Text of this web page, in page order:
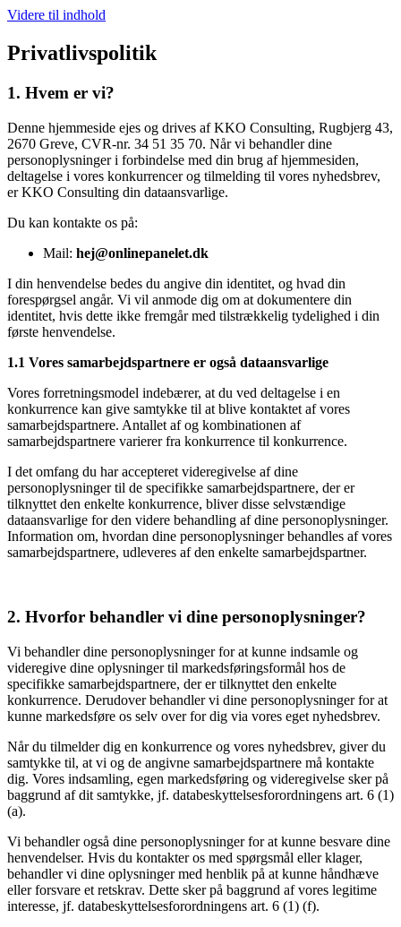
Videre til indhold
Privatlivspolitik
1. Hvem er vi?
Denne hjemmeside ejes og drives af KKO Consulting, Rugbjerg 43,
2670 Greve, CVR-nr. 34 51 35 70. Når vi behandler dine
personoplysninger i forbindelse med din brug af hjemmesiden,
deltagelse i vores konkurrencer og tilmelding til vores nyhedsbrev,
er KKO Consulting din dataansvarlige.
Du kan kontakte os på:
Mail: hej@onlinepanelet.dk
I din henvendelse bedes du angive din identitet, og hvad din
forespørgsel angår. Vi vil anmode dig om at dokumentere din
identitet, hvis dette ikke fremgår med tilstrækkelig tydelighed i din
første henvendelse.
1.1 Vores samarbejdspartnere er også dataansvarlige
Vores forretningsmodel indebærer, at du ved deltagelse i en
konkurrence kan give samtykke til at blive kontaktet af vores
samarbejdspartnere. Antallet af og kombinationen af
samarbejdspartnere varierer fra konkurrence til konkurrence.
I det omfang du har accepteret videregivelse af dine
personoplysninger til de specifikke samarbejdspartnere, der er
tilknyttet den enkelte konkurrence, bliver disse selvstændige
dataansvarlige for den videre behandling af dine personoplysninger.
Information om, hvordan dine personoplysninger behandles af vores
samarbejdspartnere, udleveres af den enkelte samarbejdspartner.
2. Hvorfor behandler vi dine personoplysninger?
Vi behandler dine personoplysninger for at kunne indsamle og
videregive dine oplysninger til markedsføringsformål hos de
specifikke samarbejdspartnere, der er tilknyttet den enkelte
konkurrence. Derudover behandler vi dine personoplysninger for at
kunne markedsføre os selv over for dig via vores eget nyhedsbrev.
Når du tilmelder dig en konkurrence og vores nyhedsbrev, giver du
samtykke til, at vi og de angivne samarbejdspartnere må kontakte
dig. Vores indsamling, egen markedsføring og videregivelse sker på
baggrund af dit samtykke, jf. databeskyttelsesforordningens art. 6 (1)
(a).
Vi behandler også dine personoplysninger for at kunne besvare dine
henvendelser. Hvis du kontakter os med spørgsmål eller klager,
behandler vi dine oplysninger med henblik på at kunne håndhæve
eller forsvare et retskrav. Dette sker på baggrund af vores legitime
interesse, jf. databeskyttelsesforordningens art. 6 (1) (f).